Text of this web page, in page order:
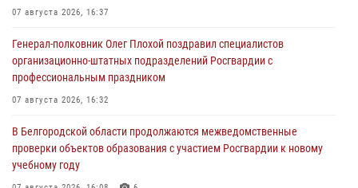
07 августа 2026, 16:37
Генерал-полковник Олег Плохой поздравил специалистов
организационно-штатных подразделений Росгвардии с
профессиональным праздником
07 августа 2026, 16:32
В Белгородской области продолжаются межведомственные
проверки объектов образования с участием Росгвардии к новому
учебному году